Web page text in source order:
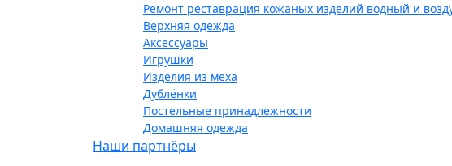
Ремонт реставрация кожаных изделий водный и
Верхняя одежда
Аксессуары
Игрушки
Изделия из меха
Дублёнки
Постельные принадлежности
Домашняя одежда
Наши партнёры